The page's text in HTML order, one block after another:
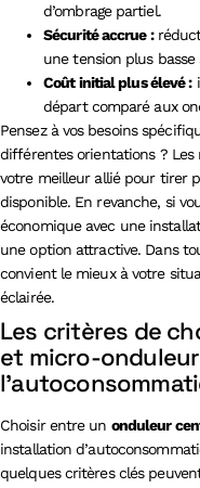
d’ombrage partiel.
Sécurité accrue :
une tension plus
Coût initial plus élevé :
départ comparé aux
Pensez à vos besoins
différentes orientations ?
votre meilleur allié pour tirer
disponible. En revanche, si
économique avec une
une option attractive. Dans
convient le mieux à votre
éclairée.
Les critères de
et micro-
Choisir entre un onduleur
installation
quelques critères clés